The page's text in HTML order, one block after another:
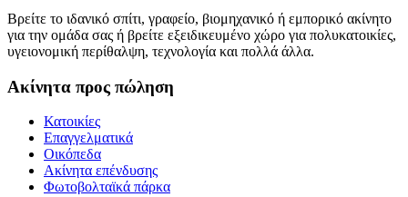
Βρείτε το ιδανικό σπίτι, γραφείο, βιομηχανικό ή εμπορικό ακίνητο
για την ομάδα σας ή βρείτε εξειδικευμένο χώρο για πολυκατοικίες,
υγειονομική περίθαλψη, τεχνολογία και πολλά άλλα.
Ακίνητα προς πώληση
Κατοικίες
Επαγγελματικά
Οικόπεδα
Ακίνητα επένδυσης
Φωτοβολταϊκά πάρκα